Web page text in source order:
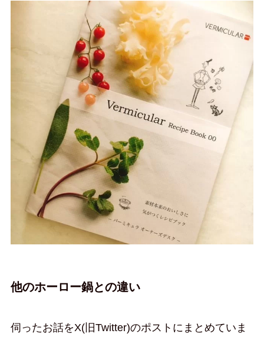
他のホーロー鍋との違い
伺ったお話をX(旧Twitter)のポストにまとめていま